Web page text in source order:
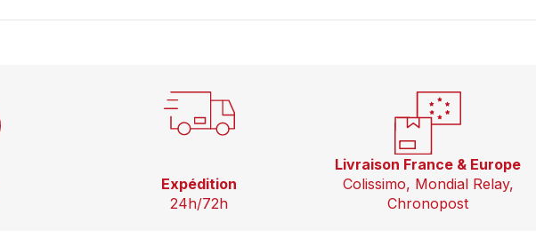
Expédition
24h/72h
Livraison France & Europe
Colissimo, Mondial Relay,
Chronopost